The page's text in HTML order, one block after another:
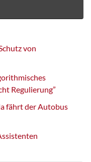
von
Regulierung”
fährt der Autobus